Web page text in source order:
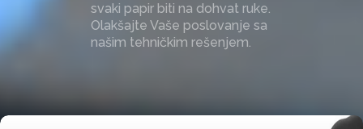
svaki papir biti na dohvat ruke.
Olakšajte Vaše poslovanje sa
našim tehničkim rešenjem.